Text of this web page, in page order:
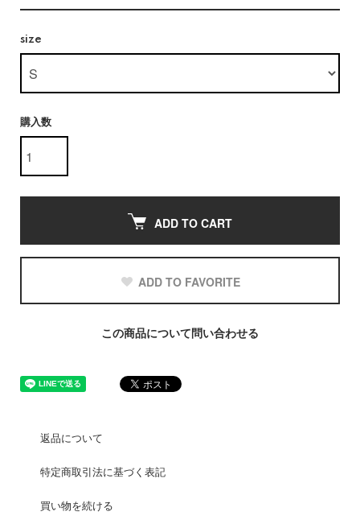
size
購入数
ADD TO CART
ADD TO FAVORITE
この商品について問い合わせる
返品について
特定商取引法に基づく表記
買い物を続ける